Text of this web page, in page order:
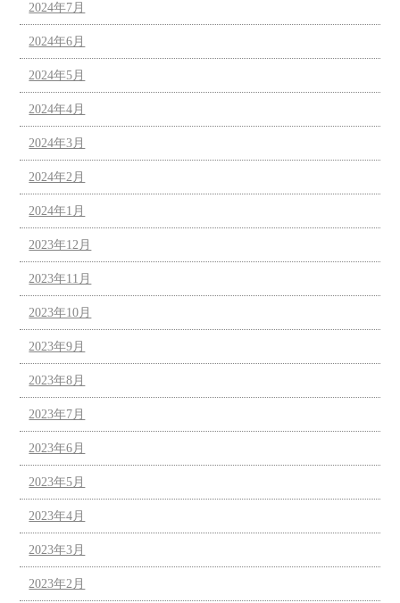
2024年7月
2024年6月
2024年5月
2024年4月
2024年3月
2024年2月
2024年1月
2023年12月
2023年11月
2023年10月
2023年9月
2023年8月
2023年7月
2023年6月
2023年5月
2023年4月
2023年3月
2023年2月